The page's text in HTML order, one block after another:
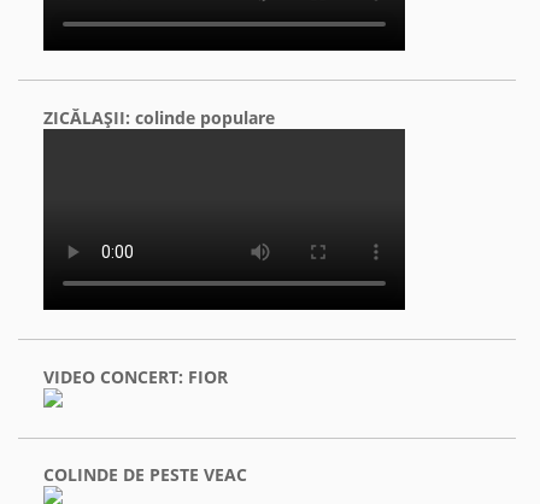
ZICĂLAŞII: colinde populare
VIDEO CONCERT: FIOR
COLINDE DE PESTE VEAC